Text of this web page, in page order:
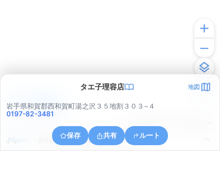
タエ子理容店 地図
岩手県和賀郡西和賀町湯之沢３５地割３０３−４
0197-82-3481
保存 共有 ルート
岩手県和賀郡西和賀町湯之沢３５地割
アプリで見る